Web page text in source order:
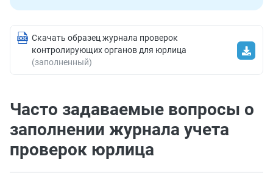
Скачать образец журнала проверок
контролирующих органов для юрлица
(заполненный)
Часто задаваемые вопросы о
заполнении журнала учета
проверок юрлица